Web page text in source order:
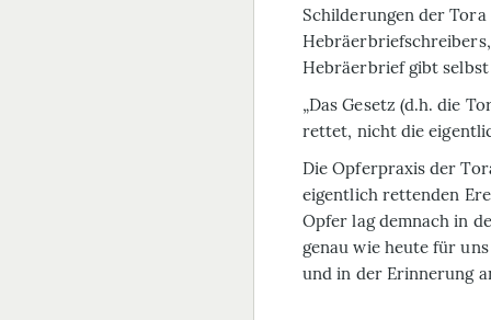
Schilderungen der
Hebräer­brief gibt
„Das Gesetz (d.h. die
rettet, nicht die
Die Opferpraxis der
eigentlich rettenden
Opfer lag demnach in
genau wie heute für
und in der Erinnerung